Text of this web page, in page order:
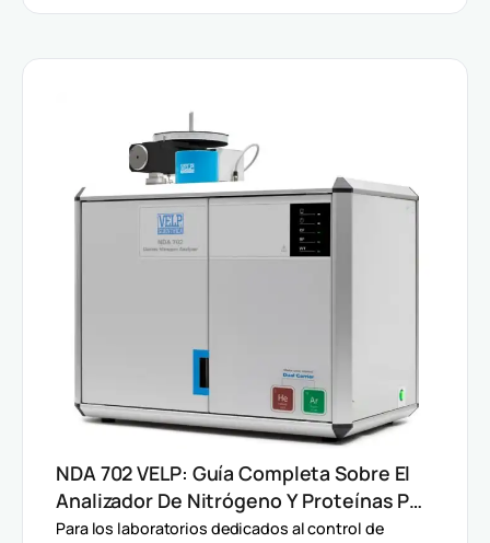
NDA 702 VELP: Guía Completa Sobre El
Analizador De Nitrógeno Y Proteínas Por
Método Dumas
Para los laboratorios dedicados al control de